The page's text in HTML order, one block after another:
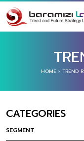
HOME › TREND
CATEGORIES
SEGMENT